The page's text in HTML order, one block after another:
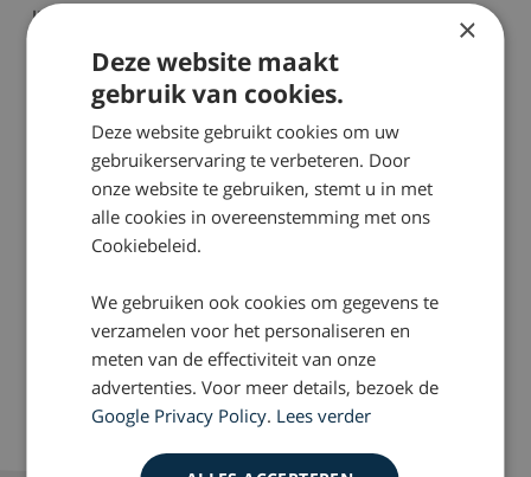
listeriabesmetting
‘Yme Drost in het AD
over letselschade Thais
voetbalteam’
Interview Yme Drost in
Schade-magazine
×
Deze website maakt
gebruik van cookies.
Deze website gebruikt cookies om uw
gebruikerservaring te verbeteren. Door
onze website te gebruiken, stemt u in met
alle cookies in overeenstemming met ons
Cookiebeleid.
We gebruiken ook cookies om gegevens te
verzamelen voor het personaliseren en
meten van de effectiviteit van onze
advertenties. Voor meer details, bezoek de
Google Privacy Policy. Lees verder